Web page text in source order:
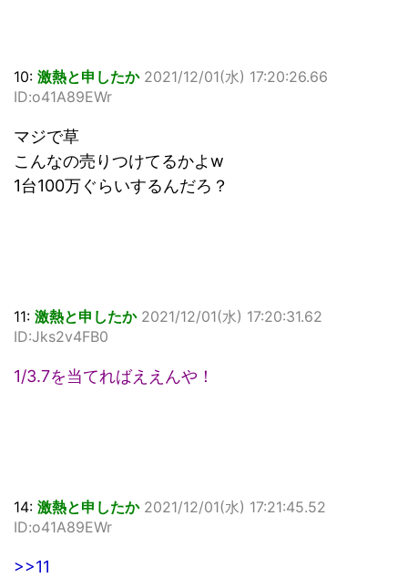
10: 激熱と申したか 2021/12/01(水) 17:20:26.66
ID:o41A89EWr
マジで草
こんなの売りつけてるかよw
1台100万ぐらいするんだろ？
11: 激熱と申したか 2021/12/01(水) 17:20:31.62
ID:Jks2v4FB0
1/3.7を当てればええんや！
14: 激熱と申したか 2021/12/01(水) 17:21:45.52
ID:o41A89EWr
>>11